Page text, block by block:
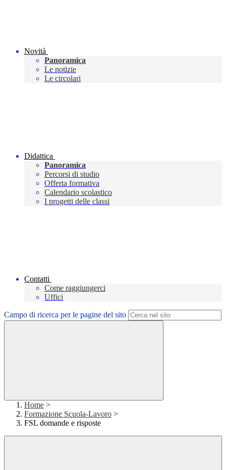
Novità
Panoramica
Le notizie
Le circolari
Didattica
Panoramica
Percorsi di studio
Offerta formativa
Calendario scolastico
I progetti delle classi
Contatti
Come raggiungerci
Uffici
Campo di ricerca per le pagine del sito
Home >
Formazione Scuola-Lavoro >
FSL domande e risposte